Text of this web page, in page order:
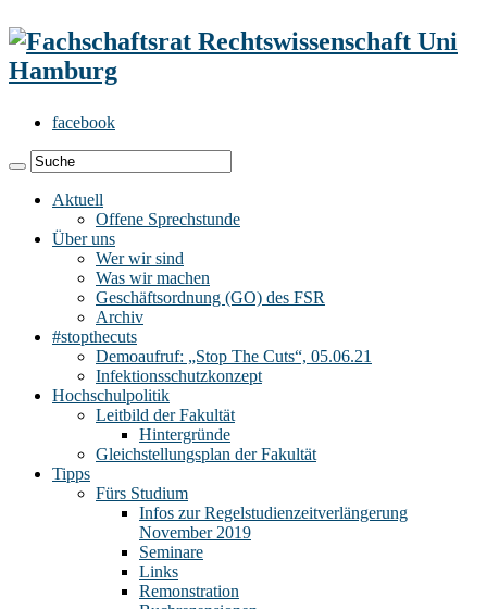
facebook
Aktuell
Offene Sprechstunde
Über uns
Wer wir sind
Was wir machen
Geschäftsordnung (GO) des FSR
Archiv
#stopthecuts
Demoaufruf: „Stop The Cuts“, 05.06.21
Infektionsschutzkonzept
Hochschulpolitik
Leitbild der Fakultät
Hintergründe
Gleichstellungsplan der Fakultät
Tipps
Fürs Studium
Infos zur Regelstudienzeitverlängerung
November 2019
Seminare
Links
Remonstration